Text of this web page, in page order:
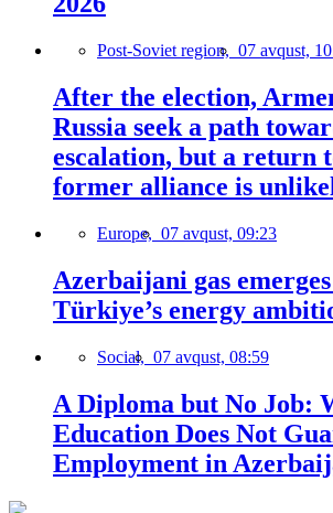
Post-Soviet region, 07 avqust,
After the election,
Russia seek a path
escalation, but a return
former alliance is
Europe, 07 avqust, 09:23
Azerbaijani gas
Türkiye’s energy
Social, 07 avqust, 08:59
A Diploma but No Job:
Education Does Not
Employment in